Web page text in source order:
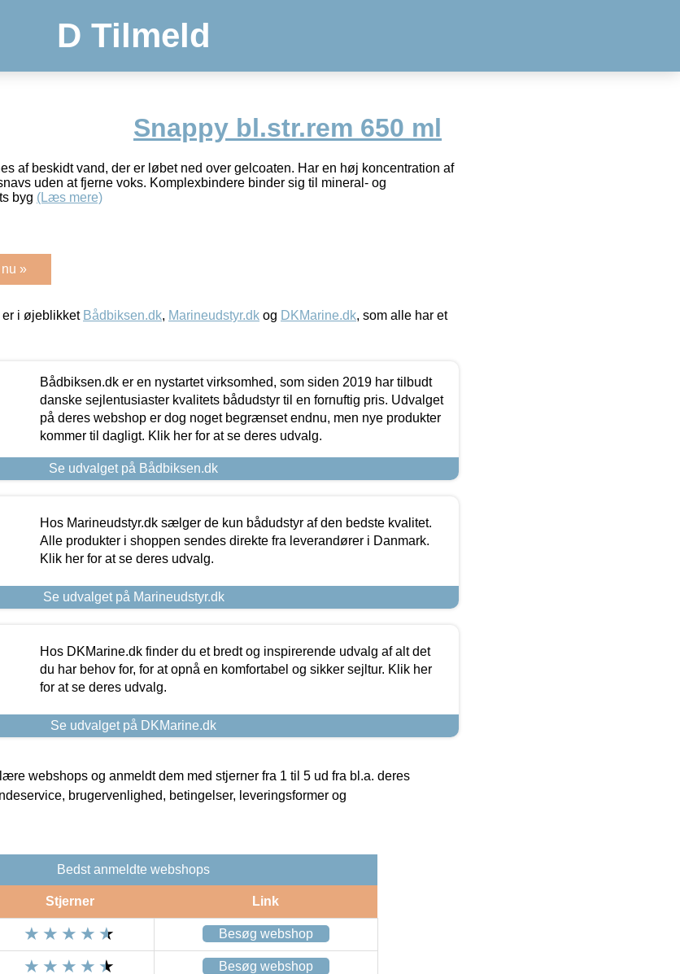
D Tilmeld
Snappy bl.str.rem 650 ml
af beskidt vand, der er løbet ned over gelcoaten. Har en høj koncentration af
uden at fjerne voks. Komplexbindere binder sig til mineral- og
byg (Læs mere)
»
i øjeblikket Bådbiksen.dk, Marineudstyr.dk og DKMarine.dk, som alle har et
Bådbiksen.dk er en nystartet virksomhed, som siden 2019 har tilbudt
danske sejlentusiaster kvalitets bådudstyr til en fornuftig pris. Udvalget
på deres webshop er dog noget begrænset endnu, men nye produkter
kommer til dagligt. Klik her for at se deres udvalg.
Se udvalget på Bådbiksen.dk
Hos Marineudstyr.dk sælger de kun bådudstyr af den bedste kvalitet.
Alle produkter i shoppen sendes direkte fra leverandører i Danmark.
Klik her for at se deres udvalg.
Se udvalget på Marineudstyr.dk
Hos DKMarine.dk finder du et bredt og inspirerende udvalg af alt det
du har behov for, for at opnå en komfortabel og sikker sejltur. Klik her
for at se deres udvalg.
Se udvalget på DKMarine.dk
webshops og anmeldt dem med stjerner fra 1 til 5 ud fra bl.a. deres
brugervenlighed, betingelser, leveringsformer og
Bedst anmeldte webshops
Stjerner Link
Besøg webshop
Besøg webshop